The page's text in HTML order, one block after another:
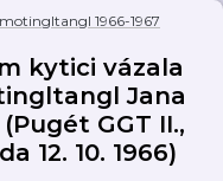
1966-1967
kytici vázala
Jana
GGT II.,
12. 10. 1966)